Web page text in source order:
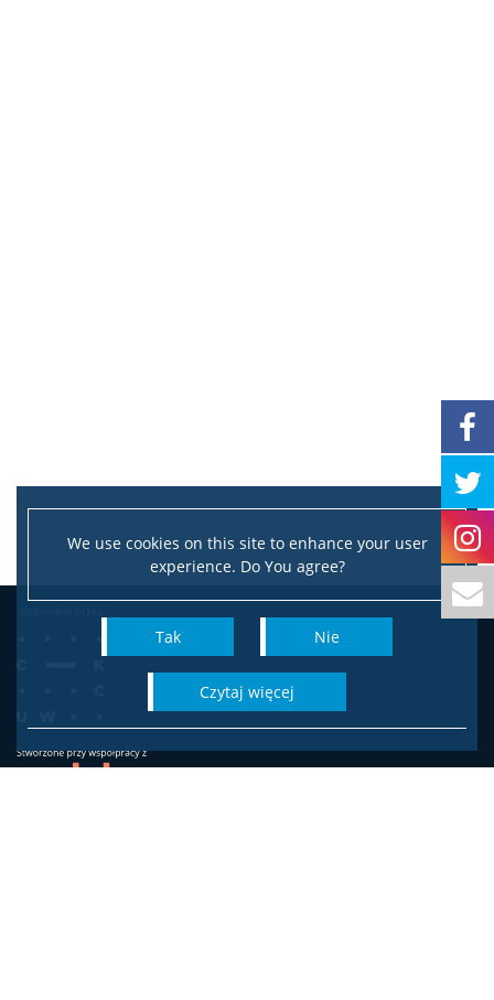
We use cookies on this site to enhance your user
experience. Do You agree?
Tak Nie
czytaj więcej